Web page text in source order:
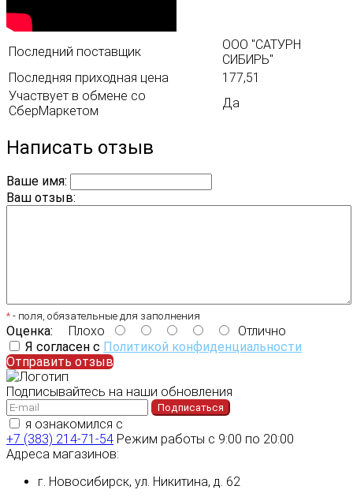
Последний поставщик
ООО "САТУРН
СИБИРЬ"
Последняя приходная цена
177,51
Участвует в обмене со
СберМаркетом
Да
Написать отзыв
Ваше имя:
Ваш отзыв:
* - поля, обязательные для заполнения
Оценка: Плохо
Отлично
Я согласен с Политикой конфиденциальности
Отправить отзыв
Подписывайтесь на наши обновления
Подписаться
я ознакомился с
+7 (383) 214-71-54 Режим работы с 9:00 по 20:00
Адреса магазинов:
г. Новосибирск, ул. Никитина, д. 62